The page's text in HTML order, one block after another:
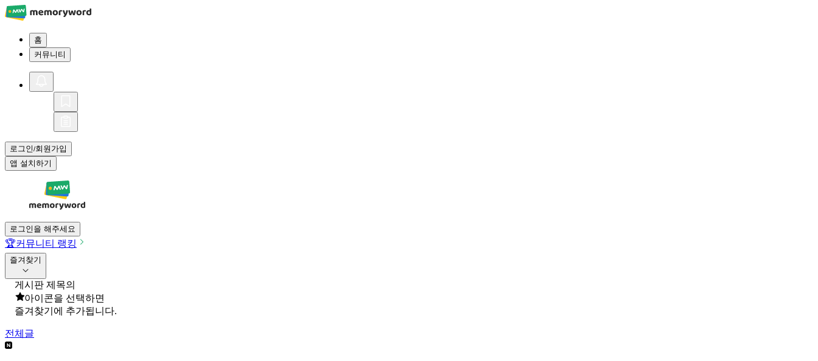
홈
커뮤니티
로그인/회원가입
앱 설치하기
로그인을 해주세요
🏆커뮤니티 랭킹
즐겨찾기
게시판 제목의
아이콘을 선택하면
즐겨찾기에 추가됩니다.
전체글